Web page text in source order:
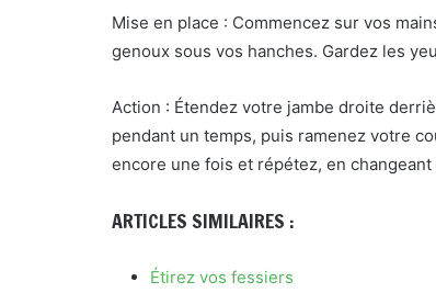
Mise en place : Commencez sur vos
genoux sous vos hanches. Gardez les
Action : Étendez votre jambe droite
pendant un temps, puis ramenez votre
encore une fois et répétez, en
ARTICLES SIMILAIRES :
Étirez vos fessiers